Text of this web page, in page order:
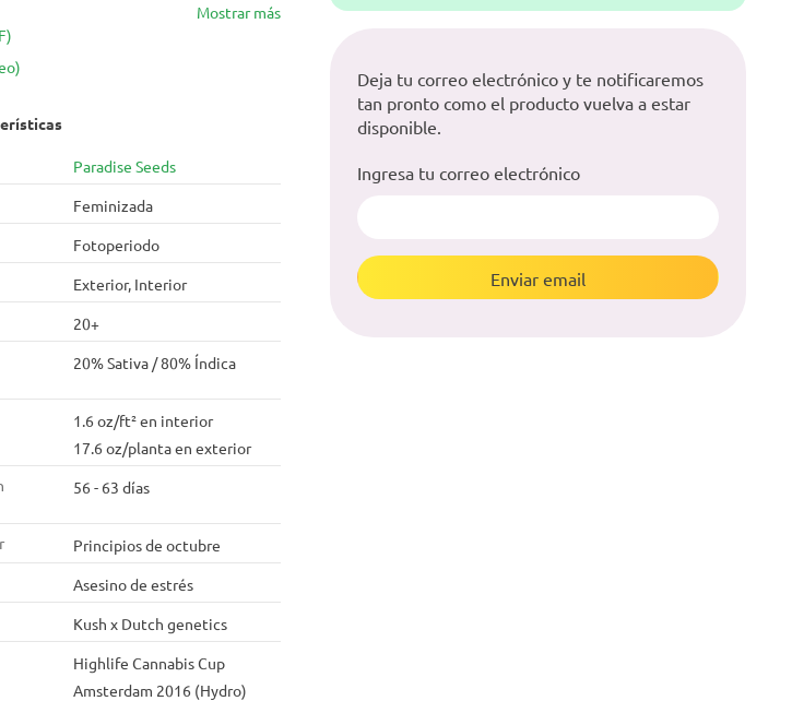
Paradise Seeds
Feminizada
Fotoperiodo
Exterior, Interior
20+
20% Sativa / 80% Índica
1.6 oz/ft² en interior
17.6 oz/planta en exterior
56 - 63 días
Principios de octubre
Asesino de estrés
Kush x Dutch genetics
Highlife Cannabis Cup
Amsterdam 2016 (Hydro)
súper relajantes. Gracias a sus
esta variedad feminizada crece
e interiores con rendimientos
Mostrar más
Deja tu correo electrónico y te notificaremos
tan pronto como el producto vuelva a estar
disponible.
Ingresa tu correo electrónico
Enviar email